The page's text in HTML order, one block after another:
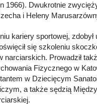
1966). Dwukrotnie
i Heleny
kariery sportowej, zdobył
się szkoleniu
narciarskich. Prowadził
Fizycznego w
w Dziecięcym
a także sędzią